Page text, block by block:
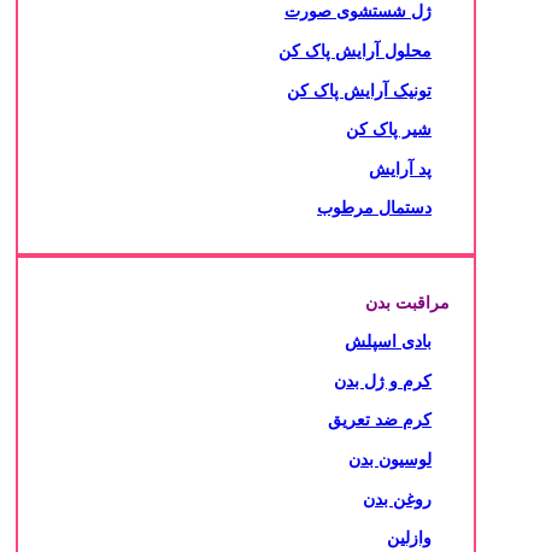
ژل شستشوی صورت
محلول آرایش پاک کن
تونیک آرایش پاک کن
شیر پاک کن
پد آرایش
دستمال مرطوب
مراقبت بدن
بادی اسپلش
کرم و ژل بدن
کرم ضد تعریق
لوسیون بدن
روغن بدن
وازلین